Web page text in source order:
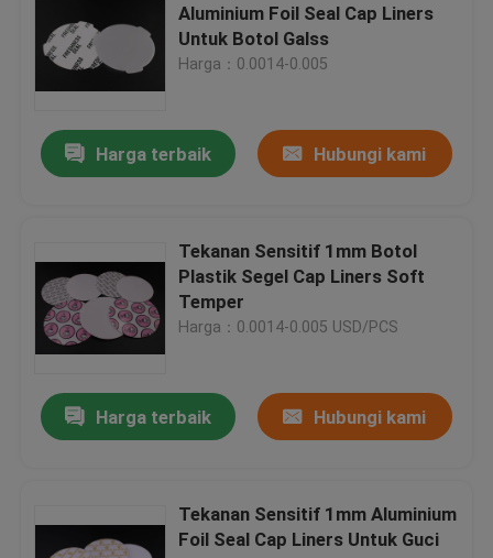
Tutup Botol Plastik
Kantung Stand Up Spouted
Seal Cap Liner
Tips Kuku Palsu
tas kemasan kopi
Aluminium Foil Seal Cap Liners
Untuk Botol Galss
Harga：0.0014-0.005
Harga terbaik Hubungi kami
Tekanan Sensitif 1mm Botol
Plastik Segel Cap Liners Soft
Temper
Harga：0.0014-0.005 USD/PCS
Harga terbaik Hubungi kami
Tekanan Sensitif 1mm Aluminium
Foil Seal Cap Liners Untuk Guci